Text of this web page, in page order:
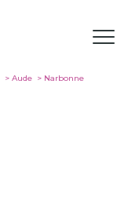
Aude Narbonne